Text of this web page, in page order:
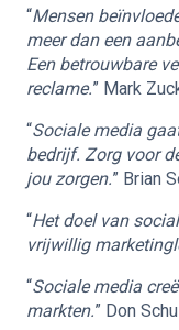
“Mensen
meer dan een
Een betrouwbare
reclame.” Mark
“Sociale media
bedrijf. Zorg voor
jou zorgen.” Brian
“Het doel van
vrijwillig
“Sociale media
markten.” Don